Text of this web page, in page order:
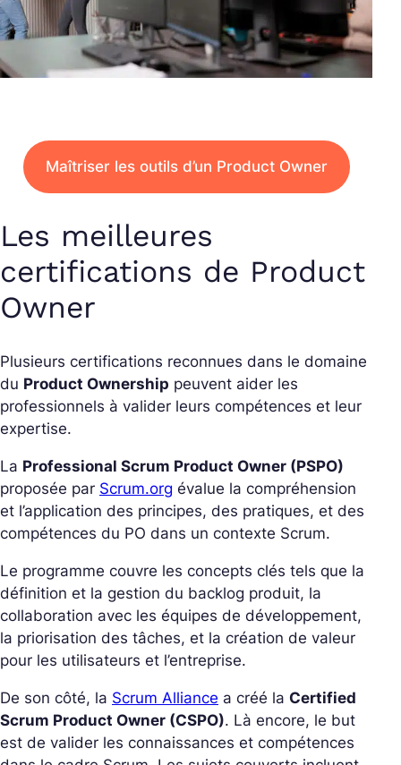
Maîtriser les outils d’un Product Owner
Les meilleures
certifications de Product
Owner
Plusieurs certifications reconnues dans le domaine
du Product Ownership peuvent aider les
professionnels à valider leurs compétences et leur
expertise.
La Professional Scrum Product Owner (PSPO)
proposée par Scrum.org évalue la compréhension
et l’application des principes, des pratiques, et des
compétences du PO dans un contexte Scrum.
Le programme couvre les concepts clés tels que la
définition et la gestion du backlog produit, la
collaboration avec les équipes de développement,
la priorisation des tâches, et la création de valeur
pour les utilisateurs et l’entreprise.
De son côté, la Scrum Alliance a créé la Certified
Scrum Product Owner (CSPO). Là encore, le but
est de valider les connaissances et compétences